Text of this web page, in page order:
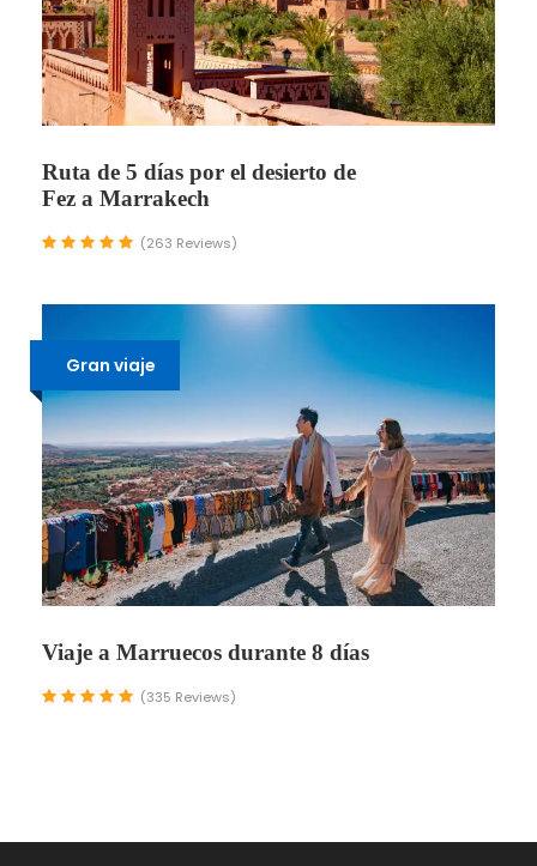
Ruta de 5 días por el desierto de
Fez a Marrakech
(263 Reviews)
Gran viaje
Viaje a Marruecos durante 8 días
(335 Reviews)